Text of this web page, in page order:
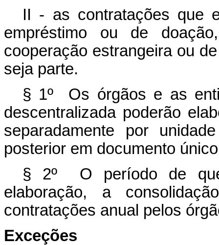
II - as contratações que
empréstimo ou de
cooperação estrangeira ou
seja parte.
§ 1º Os órgãos e as
descentralizada poderão
separadamente por
posterior em documento
§ 2º O período de
elaboração, a
contratações anual pelos
Exceções